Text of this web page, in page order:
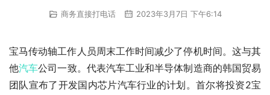
商务直接打电话 2023年3月7日 下午6:14
宝马传动轴工作人员周末工作时间减少了停机时间。这与其
他汽车公司一致。代表汽车工业和半导体制造商的韩国贸易
团队宣布了开发国内芯片汽车行业的计划。首尔将投资2宝